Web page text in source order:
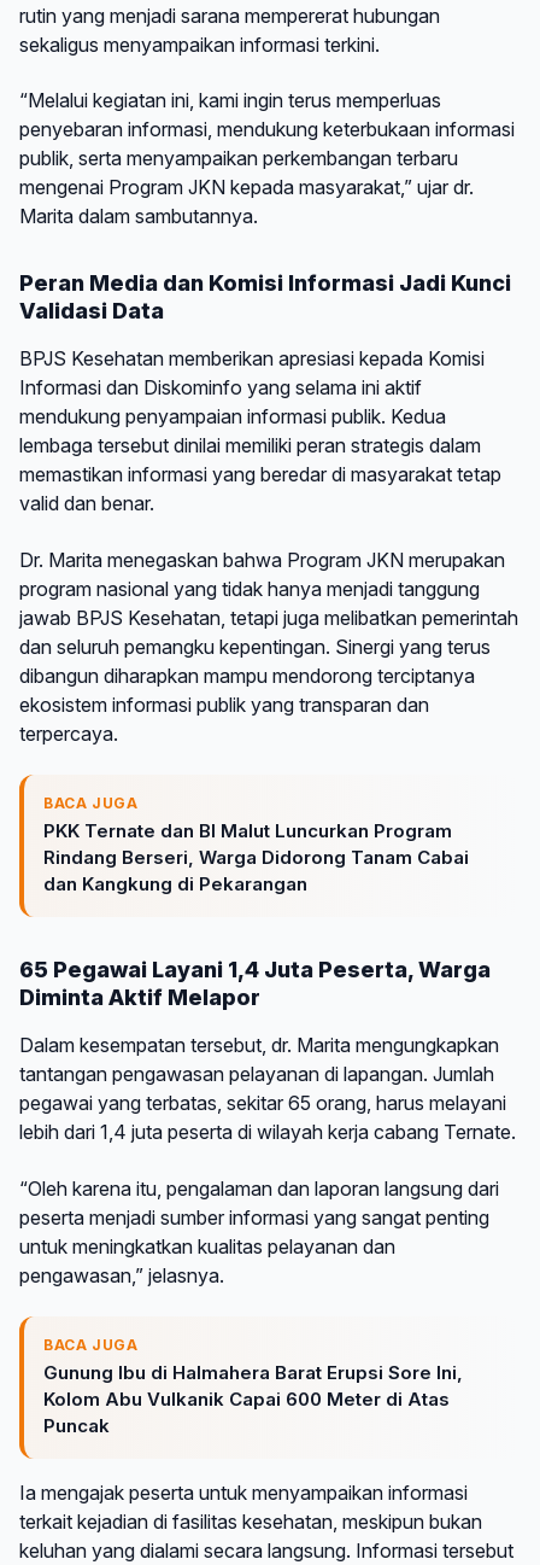
rutin yang menjadi sarana mempererat hubungan
sekaligus menyampaikan informasi terkini.
“Melalui kegiatan ini, kami ingin terus memperluas
penyebaran informasi, mendukung keterbukaan informasi
publik, serta menyampaikan perkembangan terbaru
mengenai Program JKN kepada masyarakat,” ujar dr.
Marita dalam sambutannya.
Peran Media dan Komisi Informasi Jadi Kunci
Validasi Data
BPJS Kesehatan memberikan apresiasi kepada Komisi
Informasi dan Diskominfo yang selama ini aktif
mendukung penyampaian informasi publik. Kedua
lembaga tersebut dinilai memiliki peran strategis dalam
memastikan informasi yang beredar di masyarakat tetap
valid dan benar.
Dr. Marita menegaskan bahwa Program JKN merupakan
program nasional yang tidak hanya menjadi tanggung
jawab BPJS Kesehatan, tetapi juga melibatkan pemerintah
dan seluruh pemangku kepentingan. Sinergi yang terus
dibangun diharapkan mampu mendorong terciptanya
ekosistem informasi publik yang transparan dan
terpercaya.
BACA JUGA
PKK Ternate dan BI Malut Luncurkan Program
Rindang Berseri, Warga Didorong Tanam Cabai
dan Kangkung di Pekarangan
65 Pegawai Layani 1,4 Juta Peserta, Warga
Diminta Aktif Melapor
Dalam kesempatan tersebut, dr. Marita mengungkapkan
tantangan pengawasan pelayanan di lapangan. Jumlah
pegawai yang terbatas, sekitar 65 orang, harus melayani
lebih dari 1,4 juta peserta di wilayah kerja cabang Ternate.
“Oleh karena itu, pengalaman dan laporan langsung dari
peserta menjadi sumber informasi yang sangat penting
untuk meningkatkan kualitas pelayanan dan
pengawasan,” jelasnya.
BACA JUGA
Gunung Ibu di Halmahera Barat Erupsi Sore Ini,
Kolom Abu Vulkanik Capai 600 Meter di Atas
Puncak
Ia mengajak peserta untuk menyampaikan informasi
terkait kejadian di fasilitas kesehatan, meskipun bukan
keluhan yang dialami secara langsung. Informasi tersebut